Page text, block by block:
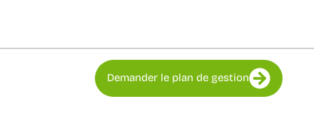
Demander le plan de gestion